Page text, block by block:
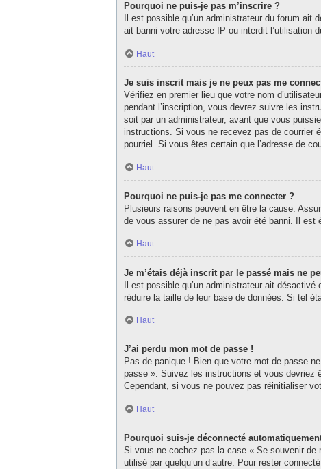
Pourquoi ne puis-je pas m’inscrire ?
Il est possible qu’un administrateur du forum
ait banni votre adresse IP ou interdit l’utilisation
Haut
Je suis inscrit mais je ne peux pas me
Vérifiez en premier lieu que votre nom
pendant l’inscription, vous devrez suivre les
soit par un administrateur, avant que vous
instructions. Si vous ne recevez pas de courrier
pourriel. Si vous êtes certain que l’adresse de
Haut
Pourquoi ne puis-je pas me connecter ?
Plusieurs raisons peuvent en être la cause.
de vous assurer de ne pas avoir été banni. Il est
Haut
Je m’étais déjà inscrit par le passé mais ne
Il est possible qu’un administrateur ait
réduire la taille de leur base de données. Si tel
Haut
J’ai perdu mon mot de passe !
Pas de panique ! Bien que votre mot de passe
passe ». Suivez les instructions et vous devriez
Cependant, si vous ne pouvez pas réinitialiser
Haut
Pourquoi suis-je déconnecté
Si vous ne cochez pas la case « Se souvenir de
utilisé par quelqu’un d’autre. Pour rester